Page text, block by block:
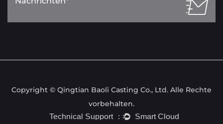
Copyright © Qingtian Baoli Casting Co., Ltd. Alle Rechte
vorbehalten.